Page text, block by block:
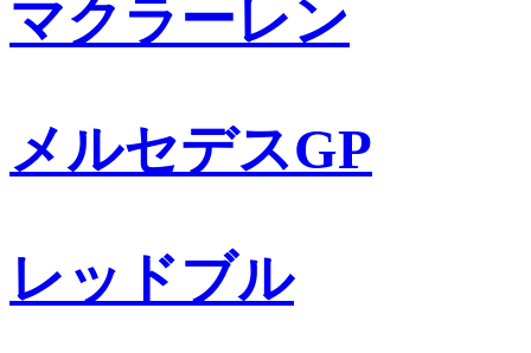
マクラーレン
メルセデスGP
レッドブル